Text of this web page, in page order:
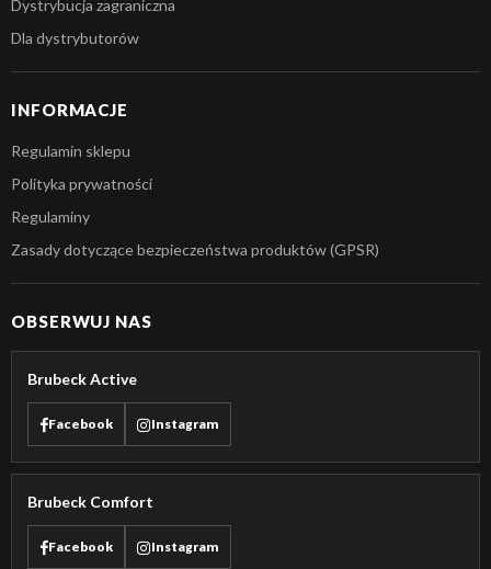
Dystrybucja zagraniczna
Dla dystrybutorów
INFORMACJE
Regulamin sklepu
Polityka prywatności
Regulaminy
Zasady dotyczące bezpieczeństwa produktów (GPSR)
OBSERWUJ NAS
Brubeck Active
Facebook Instagram
Brubeck Comfort
Facebook Instagram